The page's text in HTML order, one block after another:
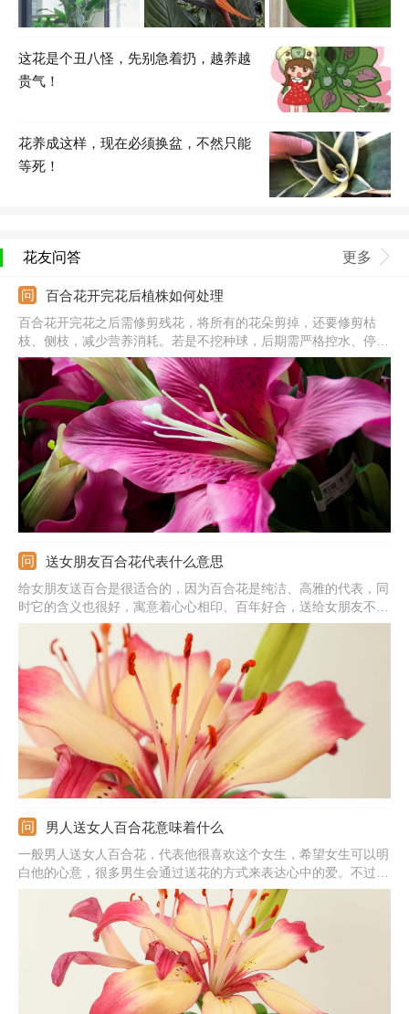
这花是个丑八怪，先别急着扔，越养越
贵气！
花养成这样，现在必须换盆，不然只能
等死！
花友问答 更多
百合花开完花后植株如何处理
百合花开完花之后需修剪残花，将所有的花朵剪掉，还要修剪枯
枝、侧枝，减少营养消耗。若是不挖种球，后期需严格控水、停止
施肥、及时遮光、避雨，这样等秋季降温后种球还可继续萌发。若
是想挖出种球保存，需停水处理，等叶片枯萎后挖出种球，沙藏或
低温保存都行，降温后重新栽培，环境适宜还可继续生长、开花。
送女朋友百合花代表什么意思
给女朋友送百合是很适合的，因为百合花是纯洁、高雅的代表，同
时它的含义也很好，寓意着心心相印、百年好合，送给女朋友不仅
是对她进行赞美，而且也代表自己内心对于婚姻的憧憬，说明是很
爱对方的。一般送女朋友百合的话，可选择白色或粉色，送的时候
可送1朵、9朵、19朵、20朵、22朵等。
男人送女人百合花意味着什么
一般男人送女人百合花，代表他很喜欢这个女生，希望女生可以明
白他的心意，很多男生会通过送花的方式来表达心中的爱。不过，
若是送给即将结婚的女性，则代表着衷心的祝福，不同场景下送花
所表达的含义也不同。百合花的花语是纯洁、庄严，很适合送给女
生，可选择白色、粉色。